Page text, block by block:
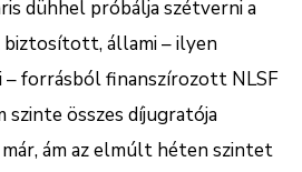
dühhel próbálja szétverni a
biztosított, állami – ilyen
forrásból finanszírozott NLSF
összes díjugratója
ám az elmúlt héten szintet